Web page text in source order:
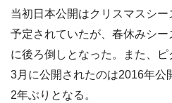
当初日本公開はクリスマスシ
予定されていたが、春休みシ
に後ろ倒しとなった。また、
3月に公開されたのは2016年公
2年ぶりとなる。